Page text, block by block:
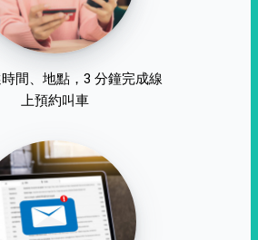
間、地點，3 分鐘完成線
上預約叫車